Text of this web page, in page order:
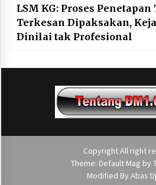
LSM KG: Proses
Terkesan Dipaksakan,
Dinilai tak Profesional
Copyright All right
Theme: Default Mag by
Modified By Abas